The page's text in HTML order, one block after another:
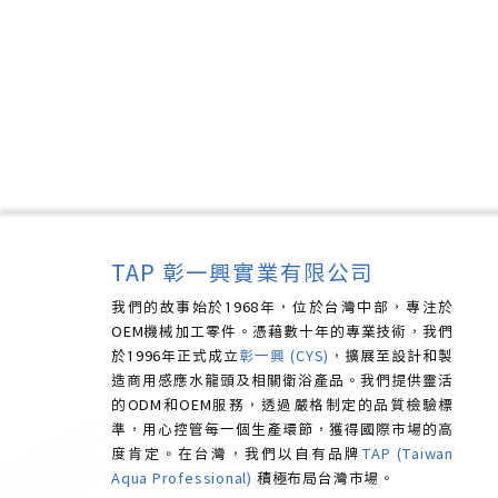
TAP 彰一興實業有限公司
我們的故事始於1968年，位於台灣中部，專注於
OEM機械加工零件。憑藉數十年的專業技術，我們
於1996年正式成立彰一興 (CYS) ，擴展至設計和製
造商用感應水龍頭及相關衛浴產品。我們提供靈活
的ODM和OEM服務，透過嚴格制定的品質檢驗標
準，用心控管每一個生產環節，獲得國際市場的高
度肯定。在台灣，我們以自有品牌 TAP (Taiwan
Aqua Professional) 積極布局台灣市場。